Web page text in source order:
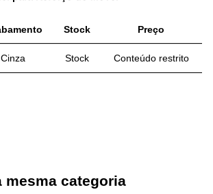
Stock Preço
Cinza Stock Conteúdo restrito
mesma categoria